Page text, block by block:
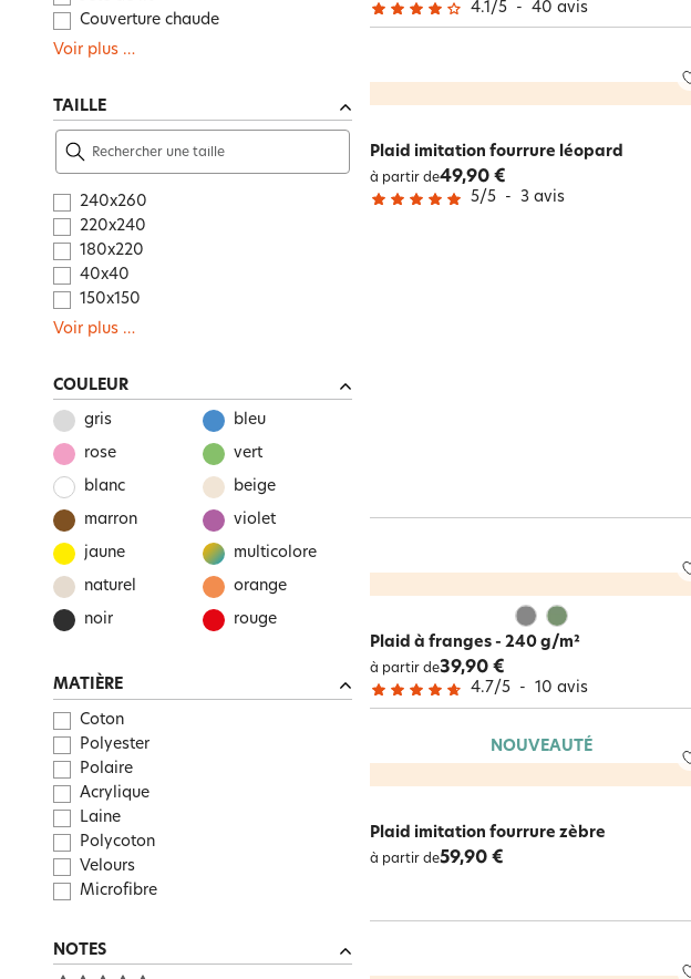
Couverture chaude
Voir plus …
TAILLE
240x260
220x240
180x220
40x40
150x150
Voir plus …
COULEUR
gris
bleu
rose
vert
blanc
beige
marron
violet
jaune
multicolore
naturel
orange
noir
rouge
MATIÈRE
Coton
Polyester
Polaire
Acrylique
Laine
Polycoton
Velours
Microfibre
NOTES
4.1 /5 - 40 avis
Plaid imitation fourrure léopard
à partir de49,90 €
5/5 - 3 avis
Plaid à franges - 240 g/m²
à partir de39,90 €
4.7/5 - 10 avis
NOUVEAUTÉ
Plaid imitation fourrure zèbre
à partir de59,90 €